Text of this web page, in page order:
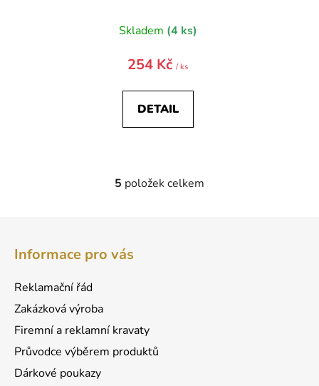
Skladem (4 ks)
254 Kč / ks
DETAIL
O
5 položek celkem
Informace pro vás
Reklamační řád
Zakázková výroba
Firemní a reklamní kravaty
Průvodce výběrem produktů
Dárkové poukazy